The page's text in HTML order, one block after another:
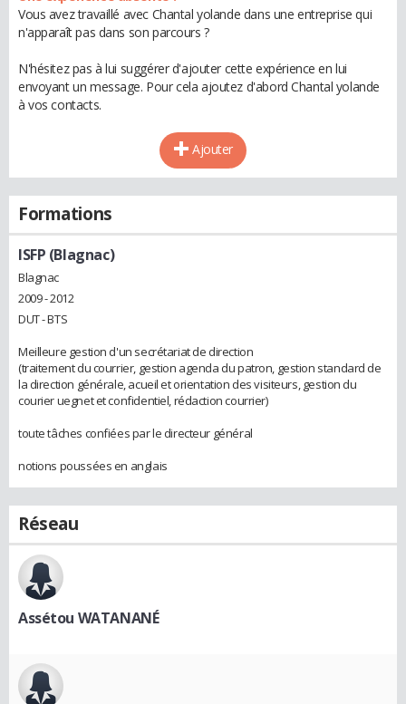
Vous avez travaillé avec Chantal yolande dans une entreprise qui
n'apparaît pas dans son parcours ?
N'hésitez pas à lui suggérer d'ajouter cette expérience en lui
envoyant un message. Pour cela ajoutez d'abord Chantal yolande
à vos contacts.
Ajouter
Formations
ISFP (Blagnac)
Blagnac
2009 - 2012
DUT - BTS
Meilleure gestion d'un secrétariat de direction
(traitement du courrier, gestion agenda du patron, gestion standard de
la direction générale, acueil et orientation des visiteurs, gestion du
courier uegnet et confidentiel, rédaction courrier)
toute tâches confiées par le directeur général
notions poussées en anglais
Réseau
Assétou WATANANÉ